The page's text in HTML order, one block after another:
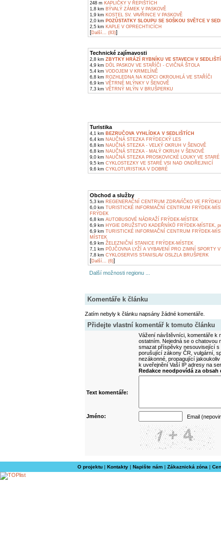
248 m KAPLIČKY V ŘEPIŠTÍCH
1,8 km BÝVALÝ ZÁMEK V PASKOVĚ
1,9 km KOSTEL SV. VAVŘINCE V PASKOVĚ
2,0 km POZŮSTATKY SLOUPU SE SOŠKOU SVĚTCE V
2,5 km KAPLE V OPRECHTICÍCH
[Další... (83)]
Technické zajímavosti
2,8 km ZBYTKY HRÁZÍ RYBNÍKU VE STAVECH V
4,9 km DŮL PASKOV VE STAŘÍČI - CVIČNÁ ŠTOLA
5,4 km VODOJEM V KRMELÍNĚ
6,8 km ROZHLEDNA NA KOPCI OKROUHLÁ VE STAŘÍČI
6,9 km VĚTRNÉ MLÝNKY V ŠENOVĚ
7,3 km VĚTRNÝ MLÝN V BRUŠPERKU
Turistika
4,1 km BEZRUČOVA VYHLÍDKA V SEDLIŠTÍCH
6,4 km NAUČNÁ STEZKA FRÝDECKÝ LES
6,8 km NAUČNÁ STEZKA - VELKÝ OKRUH V ŠENOVĚ
6,8 km NAUČNÁ STEZKA - MALÝ OKRUH V ŠENOVĚ
9,0 km NAUČNÁ STEZKA PROSKOVICKÉ LOUKY VE
9,5 km CYKLOSTEZKY VE STARÉ VSI NAD ONDŘEJNICÍ
9,6 km CYKLOTURISTIKA V DOBRÉ
Obchod a služby
5,3 km REGENERAČNÍ CENTRUM ZDRAVÍČKO VE
6,0 km TURISTICKÉ INFORMAČNÍ CENTRUM FRÝDEK-
FRÝDEK
6,8 km AUTOBUSOVÉ NÁDRAŽÍ FRÝDEK-MÍSTEK
6,9 km HYGIE DRUŽSTVO KADEŘNÍKŮ FRÝDEK-MÍSTEK,
6,9 km TURISTICKÉ INFORMAČNÍ CENTRUM FRÝDEK-
MÍSTEK
6,9 km ŽELEZNIČNÍ STANICE FRÝDEK-MÍSTEK
7,1 km PŮJČOVNA LYŽÍ A VYBAVENÍ PRO ZIMNÍ SPORTY
7,8 km CYKLOSERVIS STANISLAV OSLZLA BRUŠPERK
[Další... (6)]
Další možnosti regionu ...
Komentáře k článku
Zatím nebyly k článku napsány žádné komentáře.
Přidejte vlastní komentář k tomuto článku
Vážení návštěvníci, komentáře k
ostatním. Nejedná se o
smazat příspěvky nesouvisející
porušující zákony ČR, vulgární,
nezákonné, propagující
k uveřejnění Vaší IP adresy na
Redakce neodpovídá za
Text komentáře:
Jméno: Email
O projektu| Kontakty| Napište nám| Zákaznická zóna |